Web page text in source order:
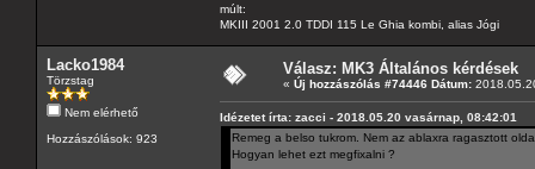
múlt:
MKIII 2001 2.0 TDDI 115 Le Ghia kombi, alias Jógi
Lacko1984
Törzstag
Nem elérhető
Hozzászólások: 923
Válasz: MK3 Általános kérdések
« Új hozzászólás #74446 Dátum:
Idézetet írta: zacci - 2018.05.20 vasárnap, 08:42:01
Remeg a belso tukrom. Nem az ablaxra ragasztott
Hogyan lehet ezt megfixalni ?